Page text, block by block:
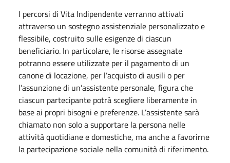
I percorsi di Vita Indipendente verranno attivati
attraverso un sostegno assistenziale personalizzato e
flessibile, costruito sulle esigenze di ciascun
beneficiario. In particolare, le risorse assegnate
potranno essere utilizzate per il pagamento di un
canone di locazione, per l’acquisto di ausili o per
l’assunzione di un’assistente personale, figura che
ciascun partecipante potrà scegliere liberamente in
base ai propri bisogni e preferenze. L’assistente sarà
chiamato non solo a supportare la persona nelle
attività quotidiane e domestiche, ma anche a favorirne
la partecipazione sociale nella comunità di riferimento.